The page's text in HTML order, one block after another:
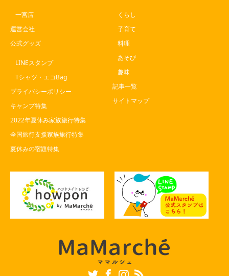
一宮店
運営会社
公式グッズ
LINEスタンプ
Tシャツ・エコBag
プライバシーポリシー
キャンプ特集
2022年夏休み家族旅行特集
全国旅行支援家族旅行特集
夏休みの宿題特集
くらし
子育て
料理
あそび
趣味
記事一覧
サイトマップ